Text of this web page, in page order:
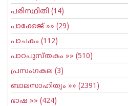
പരിസ്ഥിതി (14)
പാക്കേജ് »» (29)
പാചകം (112)
പാഠപുസ്തകം »» (510)
പ്രസംഗകല (3)
ബാലസാഹിത്യം »» (2391)
ഭാഷ »» (424)